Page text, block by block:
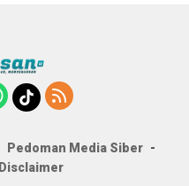
Pedoman Media Siber
Disclaimer